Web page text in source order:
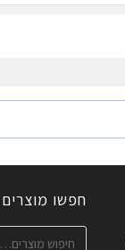
חפשו מוצרים